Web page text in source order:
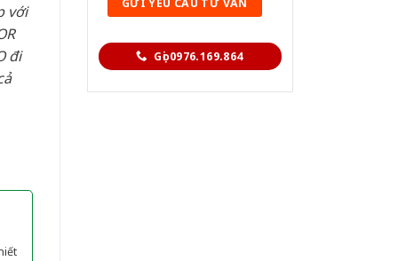
Gọi 0976.169.864
với
đi